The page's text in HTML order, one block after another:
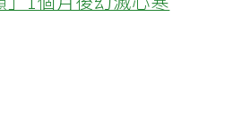
1個月後幻滅心寒